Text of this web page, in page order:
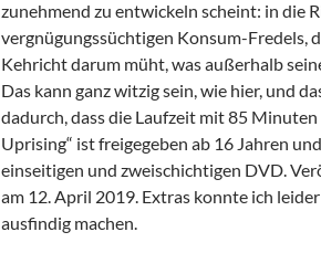
zunehmend zu entwickeln scheint: in die
vergnügungssüchtigen Konsum-Fredels,
Kehricht darum müht, was außerhalb
Das kann ganz witzig sein, wie hier, und
dadurch, dass die Laufzeit mit 85
Uprising“ ist freigegeben ab 16 Jahren
einseitigen und zweischichtigen DVD.
am 12. April 2019. Extras konnte ich
ausfindig machen.